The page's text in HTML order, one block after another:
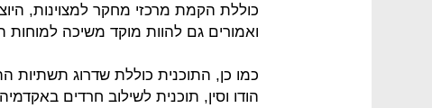
כוללת הקמת מרכזי מחקר למצוינות,
ואמורים גם להוות מוקד משיכה למוחות
כמו כן, התוכנית כוללת שדרוג
הודו וסין, תוכנית לשילוב חרדים